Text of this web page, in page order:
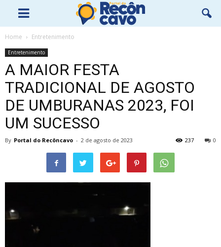
Home Entretenimento
Entretenimento
A MAIOR FESTA
TRADICIONAL DE AGOSTO
DE UMBURANAS 2023, FOI
UM SUCESSO
By Portal do Recôncavo - 2 de agosto de 2023 0
237